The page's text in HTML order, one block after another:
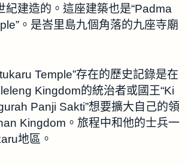
紀建造的。這座建築也是“Padma
。是峇里島九個角落的九座寺廟
Temple”存在的歷史記錄是在
Kingdom的統治者或國王“Ki
Panji Sakti”想要擴大自己的領
Kingdom。旅程中和他的士兵一
地區。